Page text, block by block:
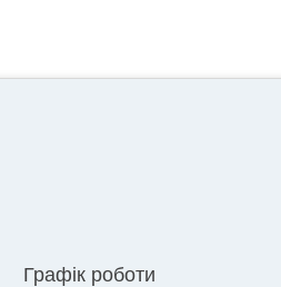
Графік роботи